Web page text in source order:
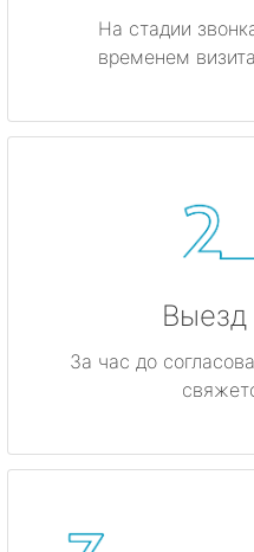
На стадии
временем
Выезд
За час до